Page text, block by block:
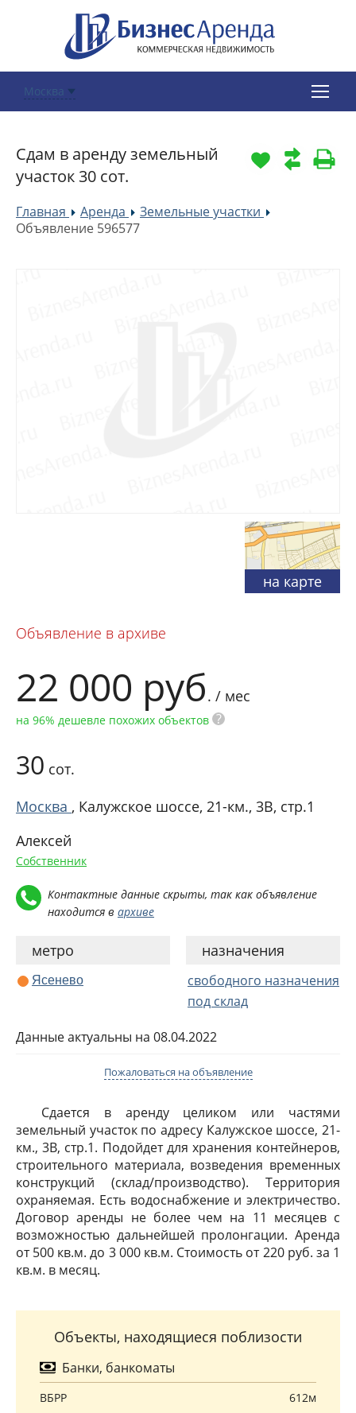
Москва
Сдам в аренду земельный
участок 30 сот.
Главная »
Аренда »
Земельные участки
Объявление 596577
на карте
Объявление в архиве
22 000 руб. / мес
на 96% дешевле похожих объектов ?
30 сот.
Москва , Калужское шоссе, 21-км., 3В, стр.1
Алексей
Собственник
Контактные данные скрыты, так как объявление
находится в архиве
метро
Ясенево
назначения
свободного назначения
под склад
Данные актуальны на 08.04.2022
Пожаловаться на объявление
Сдается в аренду целиком или частями
земельный участок по адресу Калужское шоссе, 21-
км., 3В, стр.1. Подойдет для хранения контейнеров,
строительного материала, возведения временных
конструкций (склад/производство). Территория
охраняемая. Есть водоснабжение и электричество.
Договор аренды не более чем на 11 месяцев с
возможностью дальнейшей пролонгации. Аренда
от 500 кв.м. до 3 000 кв.м. Стоимость от 220 руб. за 1
кв.м. в месяц.
Объекты, находящиеся поблизости
Банки, банкоматы
ВБРР 612м